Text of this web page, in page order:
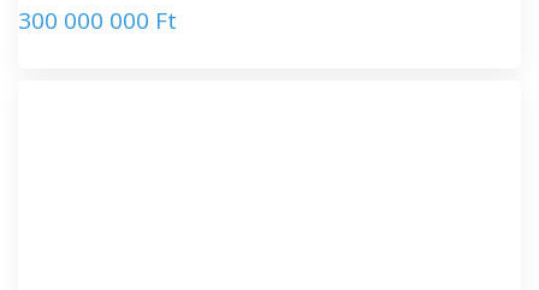
300 000 000 Ft